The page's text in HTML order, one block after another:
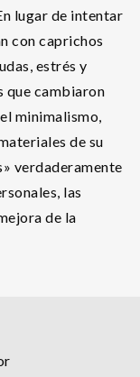
lugar de intentar
con caprichos
estrés y
que cambiaron
minimalismo,
de su
verdaderamente
las
de la